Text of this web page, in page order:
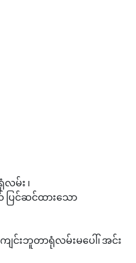
မ်း ၊
ပြင်ဆင်ထားသော
င်းဘူတာရုံလမ်းမပေါ်၊ အင်း